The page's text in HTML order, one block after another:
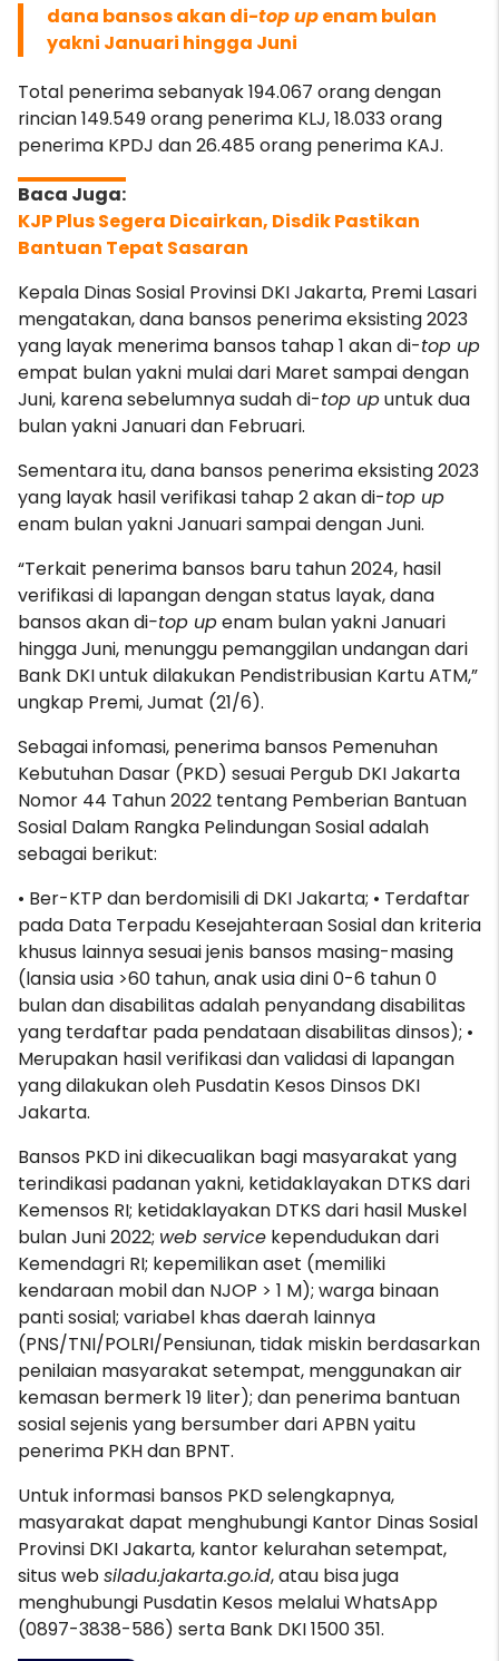
dana bansos akan di-top upenam bulan
yakni Januari hingga Juni
Total penerima sebanyak 194.067 orang dengan
rincian 149.549 orang penerima KLJ, 18.033 orang
penerima KPDJ dan 26.485 orang penerima KAJ.
KJP Plus Segera Dicairkan, Disdik Pastikan
Bantuan Tepat Sasaran
Kepala Dinas Sosial Provinsi DKI Jakarta, Premi Lasari
mengatakan, dana bansos penerima eksisting 2023
yang layak menerima bansos tahap 1 akan di-top up
empat bulan yakni mulai dari Maret sampai dengan
Juni, karena sebelumnya sudah di-top upuntuk dua
bulan yakni Januari dan Februari.
Sementara itu, dana bansos penerima eksisting 2023
yang layak hasil verifikasi tahap 2 akan di-top up
enam bulan yakni Januari sampai dengan Juni.
“Terkait penerima bansos baru tahun 2024, hasil
verifikasi di lapangan dengan status layak, dana
bansos akan di-top upenam bulan yakni Januari
hingga Juni, menunggu pemanggilan undangan dari
Bank DKI untuk dilakukan Pendistribusian Kartu ATM,”
ungkap Premi, Jumat (21/6).
Sebagai infomasi, penerima bansos Pemenuhan
Kebutuhan Dasar (PKD) sesuai Pergub DKI Jakarta
Nomor 44 Tahun 2022 tentang Pemberian Bantuan
Sosial Dalam Rangka Pelindungan Sosial adalah
sebagai berikut:
• Ber-KTP dan berdomisili di DKI Jakarta; • Terdaftar
pada Data Terpadu Kesejahteraan Sosial dan kriteria
khusus lainnya sesuai jenis bansos masing-masing
(lansia usia >60 tahun, anak usia dini 0-6 tahun 0
bulan dan disabilitas adalah penyandang disabilitas
yang terdaftar pada pendataan disabilitas dinsos); •
Merupakan hasil verifikasi dan validasi di lapangan
yang dilakukan oleh Pusdatin Kesos Dinsos DKI
Jakarta.
Bansos PKD ini dikecualikan bagi masyarakat yang
terindikasi padanan yakni, ketidaklayakan DTKS dari
Kemensos RI; ketidaklayakan DTKS dari hasil Muskel
bulan Juni 2022; web service kependudukan dari
Kemendagri RI; kepemilikan aset (memiliki
kendaraan mobil dan NJOP > 1 M); warga binaan
panti sosial; variabel khas daerah lainnya
(PNS/TNI/POLRI/Pensiunan, tidak miskin berdasarkan
penilaian masyarakat setempat, menggunakan air
kemasan bermerk 19 liter); dan penerima bantuan
sosial sejenis yang bersumber dari APBN yaitu
penerima PKH dan BPNT.
Untuk informasi bansos PKD selengkapnya,
masyarakat dapat menghubungi Kantor Dinas Sosial
Provinsi DKI Jakarta, kantor kelurahan setempat,
situs websiladu.jakarta.go.id, atau bisa juga
menghubungi Pusdatin Kesos melalui WhatsApp
(0897-3838-586) serta Bank DKI 1500 351.